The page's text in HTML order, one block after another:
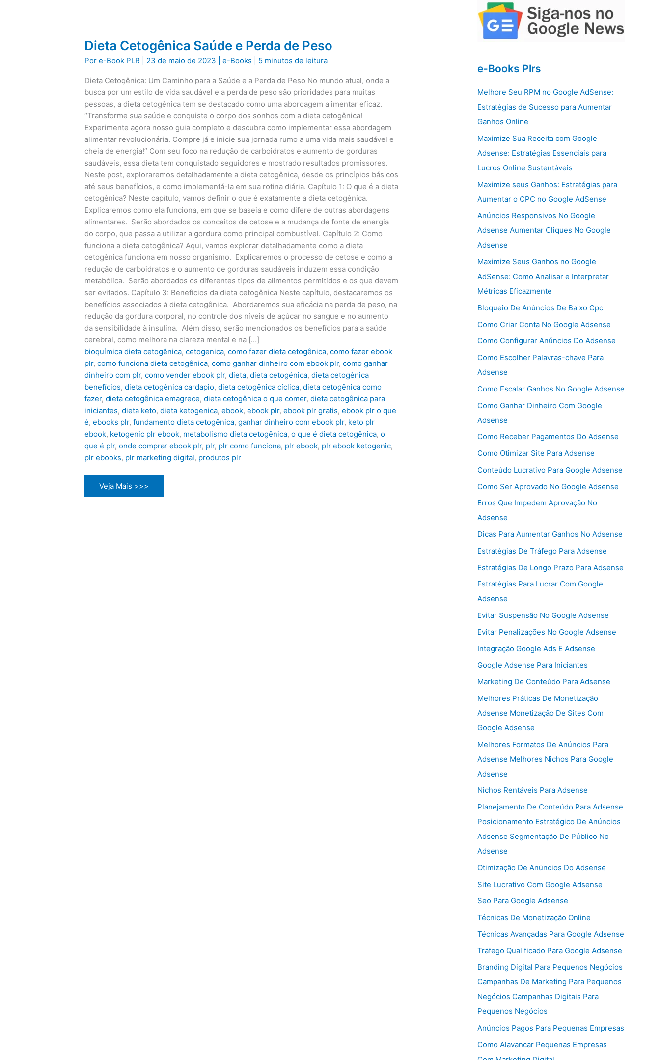
Dieta Cetogênica Saúde e Perda de Peso
Pore-Book PLR 23 de maio de 2023 |e-Books 5 minutos de leitura
Dieta Cetogênica: Um Caminho para a Saúde e a Perda de Peso No mundo atual, onde a
busca por um estilo de vida saudável e a perda de peso são prioridades para muitas
pessoas, a dieta cetogênica tem se destacado como uma abordagem alimentar eficaz.
“Transforme sua saúde e conquiste o corpo dos sonhos com a dieta cetogênica!
Experimente agora nosso guia completo e descubra como implementar essa abordagem
alimentar revolucionária. Compre já e inicie sua jornada rumo a uma vida mais saudável e
cheia de energia!” Com seu foco na redução de carboidratos e aumento de gorduras
saudáveis, essa dieta tem conquistado seguidores e mostrado resultados promissores.
Neste post, exploraremos detalhadamente a dieta cetogênica, desde os princípios básicos
até seus benefícios, e como implementá-la em sua rotina diária. Capítulo 1: O que é a dieta
cetogênica? Neste capítulo, vamos definir o que é exatamente a dieta cetogênica.
Explicaremos como ela funciona, em que se baseia e como difere de outras abordagens
alimentares. Serão abordados os conceitos de cetose e a mudança de fonte de energia
do corpo, que passa a utilizar a gordura como principal combustível. Capítulo 2: Como
funciona a dieta cetogênica? Aqui, vamos explorar detalhadamente como a dieta
cetogênica funciona em nosso organismo. Explicaremos o processo de cetose e como a
redução de carboidratos e o aumento de gorduras saudáveis induzem essa condição
metabólica. Serão abordados os diferentes tipos de alimentos permitidos e os que devem
ser evitados. Capítulo 3: Benefícios da dieta cetogênica Neste capítulo, destacaremos os
benefícios associados à dieta cetogênica. Abordaremos sua eficácia na perda de peso, na
redução da gordura corporal, no controle dos níveis de açúcar no sangue e no aumento
da sensibilidade à insulina. Além disso, serão mencionados os benefícios para a saúde
cerebral, como melhora na clareza mental e na […]
bioquímica dieta cetogênica,cetogenica,como fazer dieta cetogênica,como fazer ebook
plr,como funciona dieta cetogênica,como ganhar dinheiro com ebook plr,como ganhar
dinheiro com plr,como vender ebook plr,dieta,dieta cetogénica,dieta cetogênica
benefícios,dieta cetogênica cardapio,dieta cetogênica cíclica,dieta cetogênica como
fazer,dieta cetogênica emagrece,dieta cetogênica o que comer,dieta cetogênica para
iniciantes,dieta keto,dieta ketogenica,ebook,ebook plr,ebook plr gratis,ebook plr o que
é,ebooks plr,fundamento dieta cetogênica,ganhar dinheiro com ebook plr, keto plr
ebook, ketogenic plr ebook, metabolismo dieta cetogênica,o que é dieta cetogênica,o
que é plr,onde comprar ebook plr, plr, plr como funciona, plr ebook, plr ebook ketogenic,
plr ebooks, plr marketing digital, produtos plr
Dieta
Cetogênica
Saúde
Veja Mais >>>
e-Books Plrs
Melhore Seu RPM no Google AdSense:
Estratégias de Sucesso para Aumentar
Ganhos Online
Maximize Sua Receita com Google
Adsense: Estratégias Essenciais para
Lucros Online Sustentáveis
Maximize seus Ganhos: Estratégias para
Aumentar o CPC no Google AdSense
Anúncios Responsivos No Google
Adsense Aumentar Cliques No Google
Adsense
Maximize Seus Ganhos no Google
AdSense: Como Analisar e Interpretar
Métricas Eficazmente
Bloqueio De Anúncios De Baixo Cpc
Como Criar Conta No Google Adsense
Como Configurar Anúncios Do Adsense
Como Escolher Palavras-chave Para
Adsense
Como Escalar Ganhos No Google Adsense
Como Ganhar Dinheiro Com Google
Adsense
Como Receber Pagamentos Do Adsense
Como Otimizar Site Para Adsense
Conteúdo Lucrativo Para Google Adsense
Como Ser Aprovado No Google Adsense
Erros Que Impedem Aprovação No
Adsense
Dicas Para Aumentar Ganhos No Adsense
Estratégias De Tráfego Para Adsense
Estratégias De Longo Prazo Para Adsense
Estratégias Para Lucrar Com Google
Adsense
Evitar Suspensão No Google Adsense
Evitar Penalizações No Google Adsense
Integração Google Ads E Adsense
Google Adsense Para Iniciantes
Marketing De Conteúdo Para Adsense
Melhores Práticas De Monetização
Adsense Monetização De Sites Com
Google Adsense
Melhores Formatos De Anúncios Para
Adsense Melhores Nichos Para Google
Adsense
Nichos Rentáveis Para Adsense
Planejamento De Conteúdo Para Adsense
Posicionamento Estratégico De Anúncios
Adsense Segmentação De Público No
Adsense
Otimização De Anúncios Do Adsense
Site Lucrativo Com Google Adsense
Seo Para Google Adsense
Técnicas De Monetização Online
Técnicas Avançadas Para Google Adsense
Tráfego Qualificado Para Google Adsense
Branding Digital Para Pequenos Negócios
Campanhas De Marketing Para Pequenos
Negócios Campanhas Digitais Para
Pequenos Negócios
Anúncios Pagos Para Pequenas Empresas
Como Alavancar Pequenas Empresas